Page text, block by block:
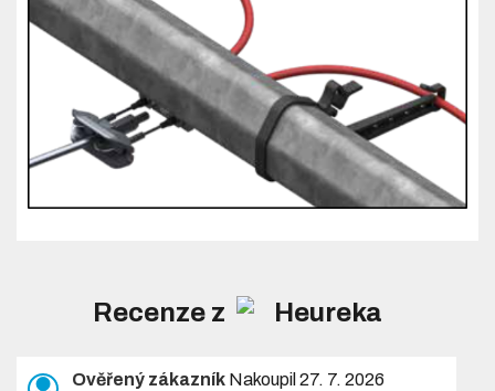
Recenze z
Ověřený zákazník Nakoupil 27. 7. 2026